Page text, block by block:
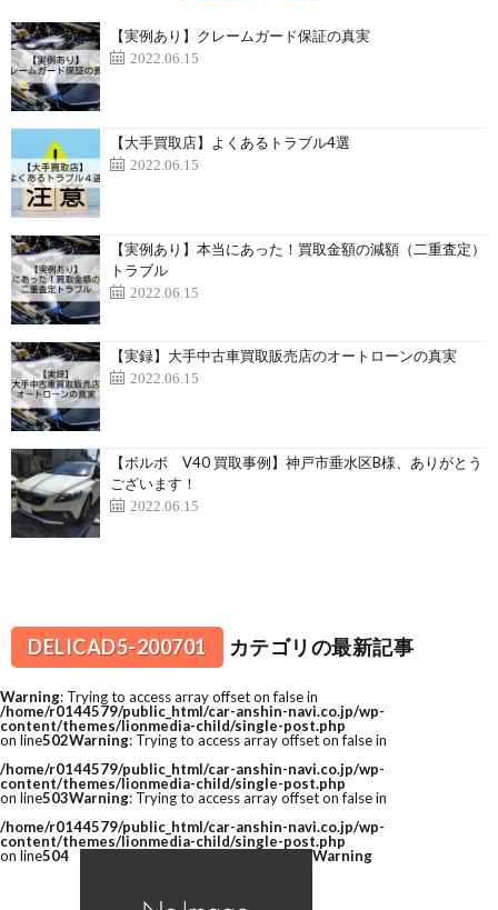
【実例あり】クレームガード保証の真実
2022.06.15
【大手買取店】よくあるトラブル4選
2022.06.15
【実例あり】本当にあった！買取金額の減額（二重査定）
トラブル
2022.06.15
【実録】大手中古車買取販売店のオートローンの真実
2022.06.15
【ボルボ V40 買取事例】神戸市垂水区B様、ありがとう
ございます！
2022.06.15
DELICAD5-200701 カテゴリの最新記事
Warning: Trying to access array offset on false in
/home/r0144579/public_html/car-anshin-navi.co.jp/wp-
content/themes/lionmedia-child/single-post.php
on line502Warning: Trying to access array offset on false in
/home/r0144579/public_html/car-anshin-navi.co.jp/wp-
content/themes/lionmedia-child/single-post.php
on line503Warning: Trying to access array offset on false in
/home/r0144579/public_html/car-anshin-navi.co.jp/wp-
content/themes/lionmedia-child/single-post.php
on line504 Warning